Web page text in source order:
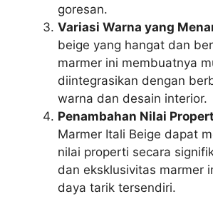
goresan.
Variasi Warna yang
beige yang hangat dan
marmer ini membuatnya
diintegrasikan dengan
warna dan desain interior.
Penambahan Nilai
Marmer Itali Beige dapat
nilai properti secara
dan eksklusivitas marmer
daya tarik tersendiri.